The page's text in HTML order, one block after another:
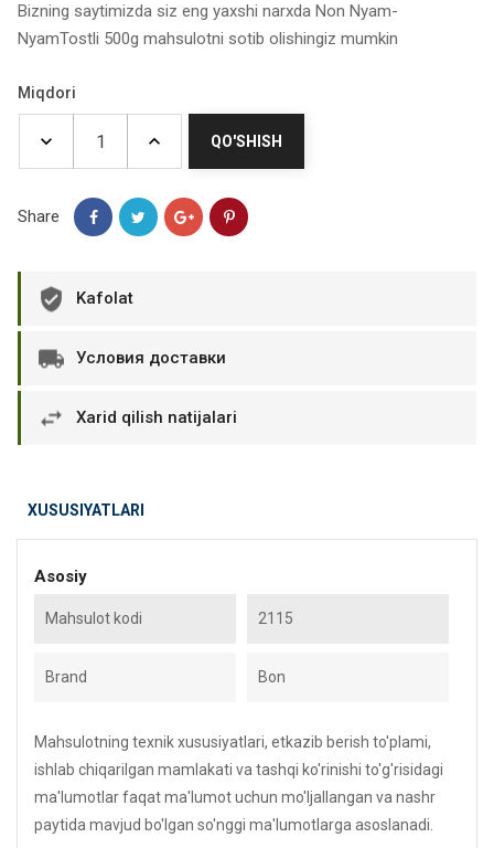
Bizning saytimizda siz eng yaxshi narxda Non Nyam-
NyamTostli 500g mahsulotni sotib olishingiz mumkin
Miqdori
QO'SHISH
Share
Kafolat
Условия доставки
Xarid qilish natijalari
XUSUSIYATLARI
Asosiy
Mahsulot kodi 2115
Brand Bon
Mahsulotning texnik xususiyatlari, etkazib berish to'plami,
ishlab chiqarilgan mamlakati va tashqi ko'rinishi to'g'risidagi
ma'lumotlar faqat ma'lumot uchun mo'ljallangan va nashr
paytida mavjud bo'lgan so'nggi ma'lumotlarga asoslanadi.